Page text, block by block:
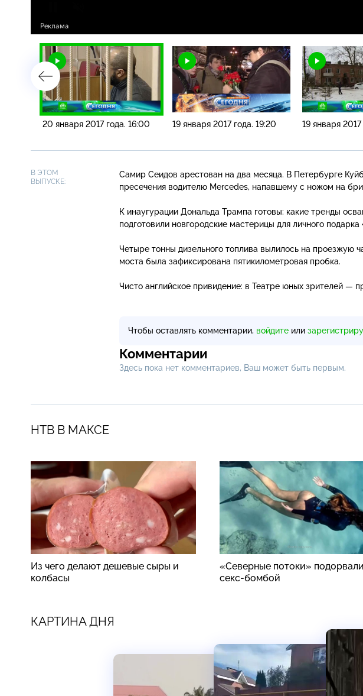
20 января 2017 года. 16:00 19 января 2017 года. 19:20 19 января
В ЭТОМ
ВЫПУСКЕ:
Самир Сеидов арестован на два месяца. В Петербурге
пресечения водителю Mercedes, напавшему с ножом на
К инаугурации Дональда Трампа готовы: какие тренды
подготовили новгородские мастерицы для личного подарка
Четыре тонны дизельного топлива вылилось на проезжую
моста была зафиксирована пятикилометровая пробка.
Чисто английское привидение: в Театре юных зрителей —
Чтобы оставлять комментарии, войдите или
Комментарии
Здесь пока нет комментариев, Ваш может быть первым.
НТВ В МАКСЕ
Из чего делают дешевые сыры и
колбасы
«Северные потоки» подорвали
секс-бомбой
КАРТИНА ДНЯ